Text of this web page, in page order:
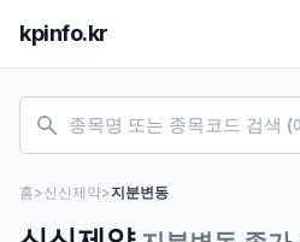
kpinfo.kr
홈>신신제약>지분변동